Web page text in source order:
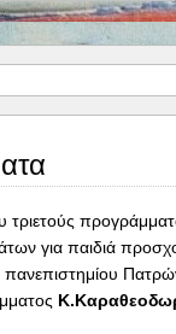
για παιδιά
πανεπιστημίου